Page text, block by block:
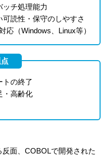
ッチ処理能力
読性・保守のしやすさ
応（Windows、Linux等）
トの終了
・高齢化
反面、COBOLで開発された